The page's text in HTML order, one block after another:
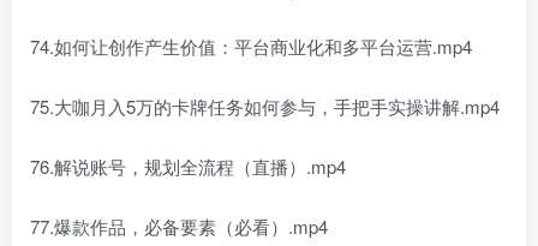
74.如何让创作产生价值：平台商业化和多平台运营.mp4
75.大咖月入5万的卡牌任务如何参与，手把手实操讲解.mp4
76.解说账号，规划全流程（直播）.mp4
77.爆款作品，必备要素（必看）.mp4